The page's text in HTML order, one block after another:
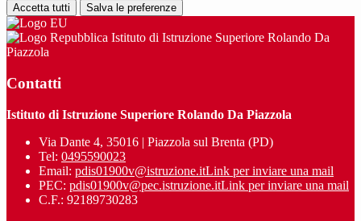
Accetta tutti Salva le preferenze
Istituto di Istruzione Superiore Rolando Da
Piazzola
Contatti
Istituto di Istruzione Superiore Rolando Da Piazzola
Via Dante 4, 35016 | Piazzola sul Brenta (PD)
Tel: 0495590023
Email: pdis01900v@istruzione.itLink per inviare una mail
PEC: pdis01900v@pec.istruzione.itLink per inviare una mail
C.F.: 92189730283